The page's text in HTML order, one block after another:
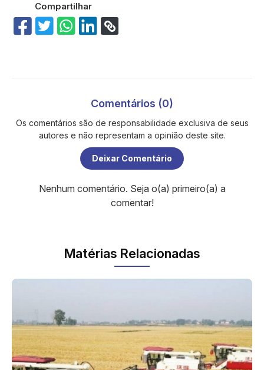
Compartilhar
Comentários (0)
Os comentários são de responsabilidade exclusiva de seus
autores e não representam a opinião deste site.
Deixar Comentário
Nenhum comentário. Seja o(a) primeiro(a) a
comentar!
Matérias Relacionadas